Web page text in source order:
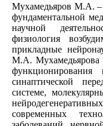
Мухамедьяров М.А. –
фундаментальной
научной
физиология
прикладные
М.А. Мухамедьярова
функционирования
синаптической
системе,
современных